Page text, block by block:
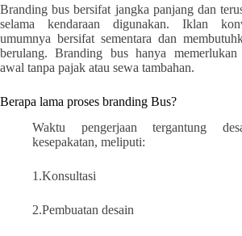
Branding bus bersifat jangka panjang dan
selama kendaraan digunakan. Iklan
umumnya bersifat sementara dan
berulang. Branding bus hanya
awal tanpa pajak atau sewa tambahan.
Berapa lama proses branding Bus?
Waktu pengerjaan tergantung
kesepakatan, meliputi:
1.Konsultasi
2.Pembuatan desain